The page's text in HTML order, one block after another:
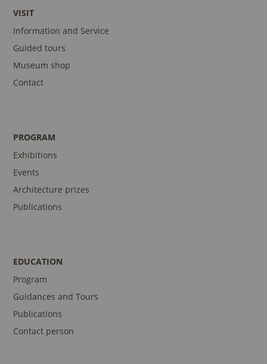
VISIT
Information and Service
Guided tours
Museum shop
Contact
PROGRAM
Exhibitions
Events
Architecture prizes
Publications
EDUCATION
Program
Guidances and Tours
Publications
Contact person